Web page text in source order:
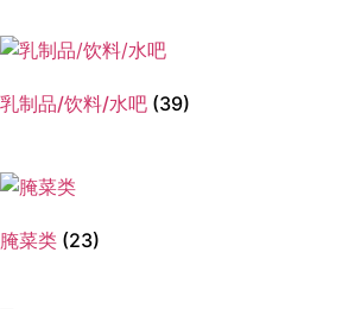
乳制品/饮料/水吧 (39)
腌菜类 (23)